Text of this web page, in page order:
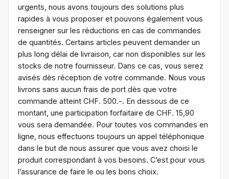
urgents, nous avons toujours des solutions plus
rapides à vous proposer et pouvons également vous
renseigner sur les réductions en cas de commandes
de quantités. Certains articles peuvent demander un
plus long délai de livraison, car non disponibles sur les
stocks de notre fournisseur. Dans ce cas, vous serez
avisés dès réception de votre commande. Nous vous
livrons sans aucun frais de port dès que votre
commande atteint CHF. 500.-. En dessous de ce
montant, une participation forfaitaire de CHF. 15,90
vous sera demandée. Pour toutes vos commandes en
ligne, nous effectuons toujours un appel téléphonique
dans le but de nous assurer que vous avez choisi le
produit correspondant à vos besoins. C’est pour vous
l’assurance de faire le ou les bons choix.